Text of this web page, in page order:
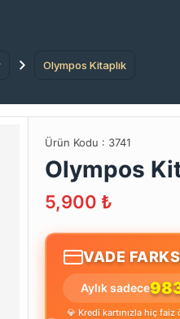
Olympos Kitaplık
Ürün Kodu : 3741
Olympos
5,900 ₺
VADE
Aylık sadece
💎 Kredi kartınızla hiç